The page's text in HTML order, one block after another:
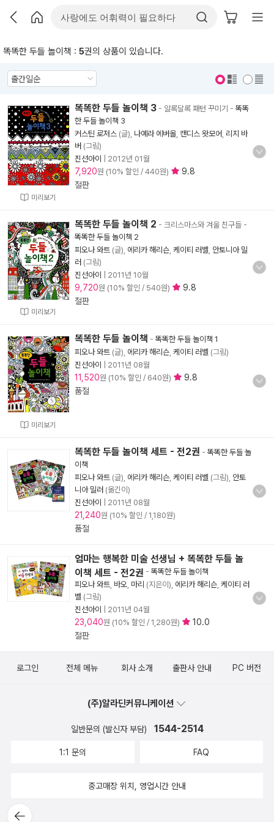
똑똑한 두들 놀이책 : 5권의 상품이 있습니다.
미리보기
똑똑한 두들 놀이책 3 - 알록달록 패턴 꾸미기 - 똑똑
한 두들 놀이책 3
커스틴 로저스 (글), 나예라 에버올 캔디스 왓모어 리지 바
버 (그림)
진선아이
2012년 01월
7,920원 (10% 할인 / 440원)
9.8
절판
미리보기
똑똑한 두들 놀이책 2 - 크리스마스와 겨울 친구들 -
똑똑한 두들 놀이책 2
피오나 와트 (글), 에리카 해리슨 케이티 러벨 안토니아 밀
러 (그림)
진선아이
2011년 10월
9,720원 (10% 할인 / 540원)
9.8
절판
미리보기
똑똑한 두들 놀이책 - 똑똑한 두들 놀이책 1
피오나 와트 (글), 에리카 해리슨 케이티 러벨 (그림)
진선아이
2011년 08월
11,520원 (10% 할인 / 640원)
9.8
품절
똑똑한 두들 놀이책 세트 - 전2권 - 똑똑한 두들 놀
이책
피오나 와트 (글), 에리카 해리슨 케이티 러벨 (그림), 안토
니아 밀러 (옮긴이)
진선아이
2011년 08월
21,240원 (10% 할인 / 1,180원)
품절
엄마는 행복한 미술 선생님 + 똑똑한 두들 놀
이책 세트 - 전2권 - 똑똑한 두들 놀이책
피오나 와트 바오 마리 (지은이), 에리카 해리슨 케이티 러
벨 (그림)
진선아이
2011년 04월
23,040원 (10% 할인 / 1,280원)
10.0
절판
뒤로가
로그인 전체 메뉴 회사 소개 출판사 안내 PC 버전
(주)알라딘커뮤니케이션
일반문의 (발신자 부담) 1544-2514
1:1 문의 FAQ
중고매장 위치, 영업시간 안내